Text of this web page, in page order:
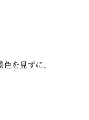
を見ずに、